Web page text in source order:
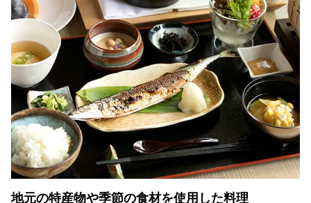
地元の特産物や季節の食材を使用した料理